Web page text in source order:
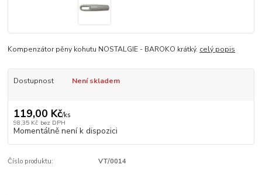
Kompenzátor pěny kohutu NOSTALGIE - BAROKO krátký. celý popis
Dostupnost Není skladem
119,00 Kč/ks
98,35 Kč bez DPH
Momentálně není k dispozici
Číslo produktu: VT/0014